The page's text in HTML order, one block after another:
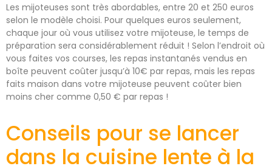
Les mijoteuses sont très abordables, entre 20 et 250 euros
selon le modèle choisi. Pour quelques euros seulement,
chaque jour où vous utilisez votre mijoteuse, le temps de
préparation sera considérablement réduit ! Selon l’endroit où
vous faites vos courses, les repas instantanés vendus en
boîte peuvent coûter jusqu’à 10€ par repas, mais les repas
faits maison dans votre mijoteuse peuvent coûter bien
moins cher comme 0,50 € par repas !
Conseils pour se lancer
dans la cuisine lente à la